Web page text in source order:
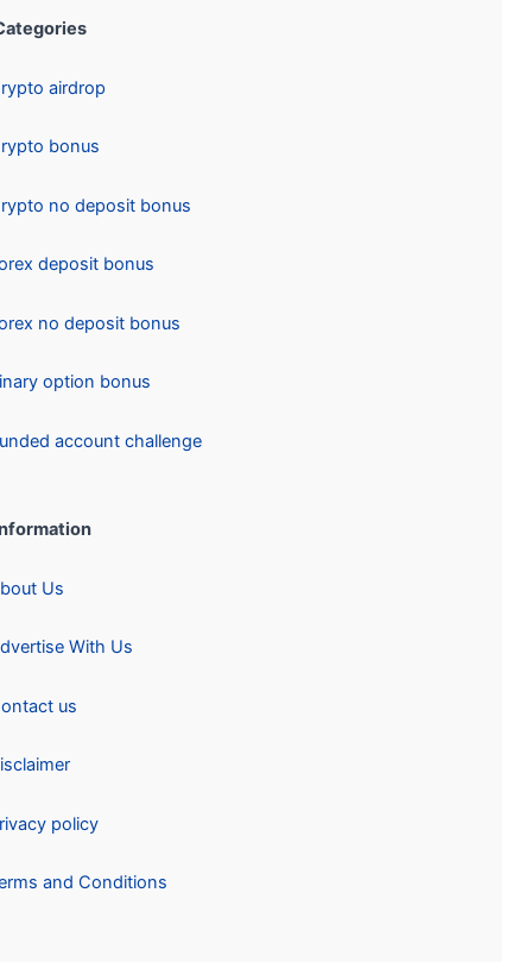
Categories:
Crypto airdrop
Crypto bonus
Crypto no deposit bonus
Forex deposit bonus
Forex no deposit bonus
Binary option bonus
Funded account challenge
Information:
About Us
Advertise With Us
Contact us
Disclaimer
Privacy policy
Terms and Conditions